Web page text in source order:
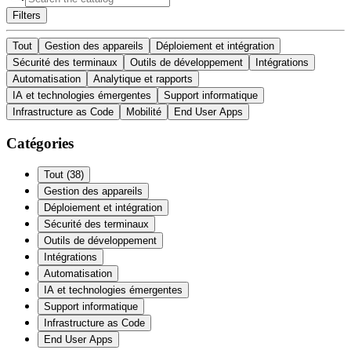
Filters
Tout Gestion des appareils
Déploiement et intégration
Sécurité des terminaux
Outils de développement
Intégrations
Automatisation
Analytique et rapports
IA et technologies émergentes
Support informatique
Infrastructure as Code
Mobilité End User Apps
Catégories
Tout (38)
Gestion des appareils
Déploiement et intégration
Sécurité des terminaux
Outils de développement
Intégrations
Automatisation
IA et technologies émergentes
Support informatique
Infrastructure as Code
End User Apps